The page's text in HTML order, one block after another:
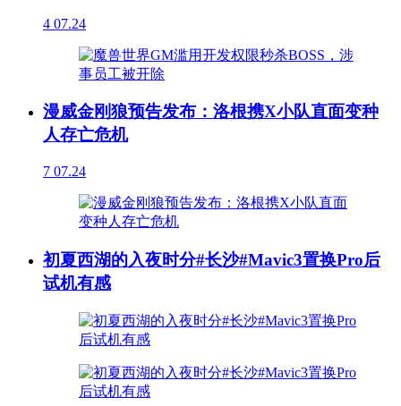
4 07.24
漫威金刚狼预告发布：洛根携X小队直面变种
人存亡危机
7 07.24
初夏西湖的入夜时分#长沙#Mavic3置换Pro后
试机有感